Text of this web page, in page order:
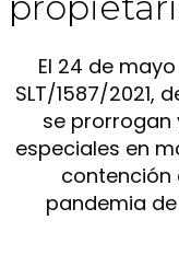
El 24 de
SLT/1587/2021,
se prorrogan
especiales en
contención
pandemia de